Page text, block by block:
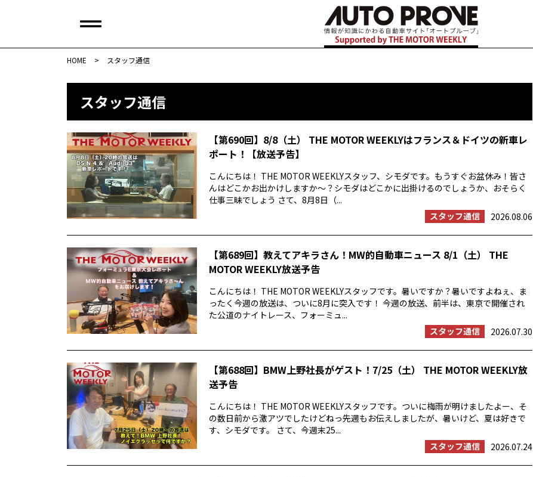
HOME > スタッフ通信
スタッフ通信
【第690回】8/8（土） THE MOTOR WEEKLYはフランス＆ドイツの新車レ
ポート！【放送予告】
こんにちは！ THE MOTOR WEEKLYスタッフ、シモダです。もうすぐお盆休み！皆さ
んはどこかお出かけしますか〜？シモダはどこかに出掛けるのでしょうか、おそらく
仕事三昧でしょう さて、8月8日（...
スタッフ通信
2026.08.06
【第689回】教えてアキラさん！MW的自動車ニュース 8/1（土） THE
MOTOR WEEKLY放送予告
こんにちは！ THE MOTOR WEEKLYスタッフです。暑いですか？暑いですよねぇ、ま
ったく今週の放送は、ついに8月に突入です！ 今週の放送、前半は、東京で開催され
た公道のナイトレース、フォーミュ...
スタッフ通信
2026.07.30
【第688回】BMW上野社長がゲスト！7/25（土） THE MOTOR WEEKLY放
送予告
こんにちは！ THE MOTOR WEEKLYスタッフです。ついに梅雨が明けましたよー、そ
の数日前から激アツでしたけどねっ先週もお伝えしましたが、暑いけど、夏は好きで
す、シモダです。 さて、今週末25...
スタッフ通信
2026.07.24